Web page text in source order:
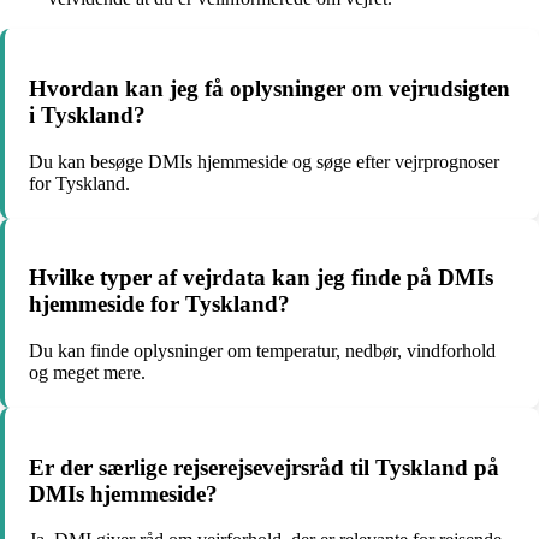
Hvordan kan jeg få oplysninger om vejrudsigten
i Tyskland?
Du kan besøge DMIs hjemmeside og søge efter vejrprognoser
for Tyskland.
Hvilke typer af vejrdata kan jeg finde på DMIs
hjemmeside for Tyskland?
Du kan finde oplysninger om temperatur, nedbør, vindforhold
og meget mere.
Er der særlige rejserejsevejrsråd til Tyskland på
DMIs hjemmeside?